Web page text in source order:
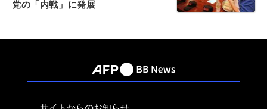
党の「内戦」に発展